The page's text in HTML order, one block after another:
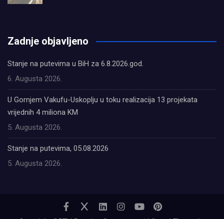
Zadnje objavljeno
Stanje na putevima u BiH za 6.8.2026.god.
6. Augusta 2026.
U Gornjem Vakufu-Uskoplju u toku realizacija 13 projekata
vrijednih 4 miliona KM
5. Augusta 2026.
Stanje na putevima, 05.08.2026
5. Augusta 2026.